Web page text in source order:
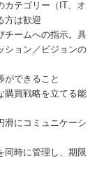
カテゴリー（IT、オ
方は歓迎
チームへの指示。具
ション／ビジョンの
ができること
購買戦略を立てる能
滑にコミュニケーシ
同時に管理し、期限